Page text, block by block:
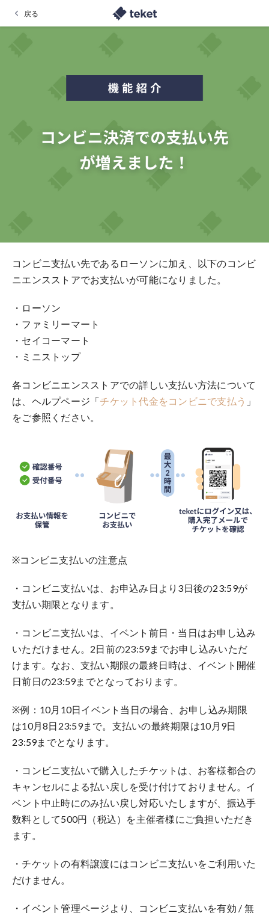
戻る
コンビニ支払い先であるローソンに加え、以下のコンビ
ニエンスストアでお支払いが可能になりました。
・ローソン
・ファミリーマート
・セイコーマート
・ミニストップ
各コンビニエンスストアでの詳しい支払い方法について
は、ヘルプページ「チケット代金をコンビニで支払う 」
をご参照ください。
※コンビニ支払いの注意点
・コンビニ支払いは、お申込み日より3日後の23:59が
支払い期限となります。
・コンビニ支払いは、イベント前日・当日はお申し込み
いただけません。2日前の23:59までお申し込みいただ
けます。なお、支払い期限の最終日時は、イベント開催
日前日の23:59までとなっております。
※例：10月10日イベント当日の場合、お申し込み期限
は10月8日23:59まで。支払いの最終期限は10月9日
23:59までとなります。
・コンビニ支払いで購入したチケットは、お客様都合の
キャンセルによる払い戻しを受け付けておりません。イ
ベント中止時にのみ払い戻し対応いたしますが、振込手
数料として500円（税込）を主催者様にご負担いただき
ます。
・チケットの有料譲渡にはコンビニ支払いをご利用いた
だけません。
・イベント管理ページより、コンビニ支払いを有効 / 無